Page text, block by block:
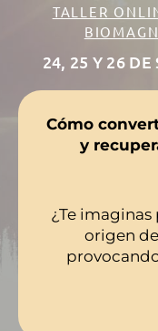
TALLER
24, 25 Y 26 DE
Cómo
y
¿Te imaginas
origen